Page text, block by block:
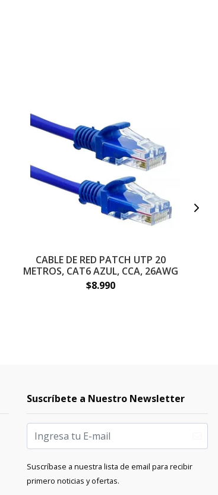
CABLE DE RED PATCH UTP 20
METROS, CAT6 AZUL, CCA, 26AWG
$8.990
Suscríbete a Nuestro Newsletter
Suscríbase a nuestra lista de email para recibir
primero noticias y ofertas.